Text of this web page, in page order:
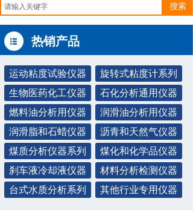
搜索
热销产品
运动粘度试验仪器
旋转式粘度计系列
生物医药化工仪器
石化分析通用仪器
燃料油分析用仪器
润滑油分析用仪器
润滑脂和石蜡仪器
沥青和天然气仪器
煤质分析仪器系列
煤化和化学品仪器
刹车液冷却液仪器
材料分析检测仪器
台式水质分析系列
其他行业专用仪器